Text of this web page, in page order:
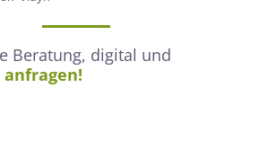
Beratung, digital und
anfragen!